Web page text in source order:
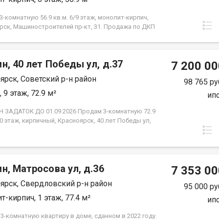
комнатную 56.9 кв.м. 6/9 этаж, монолит-кирпич,
Машиностроителей пр-кт, 31. Продажа по ДКП
40 лет Победы ул, д.37
Советский р-н район
9 этаж, 72.9 м²
ЗАДАТОК ДО 01.09.2026 Продам 3-комнатную 72.9
этаж, кирпичный, Красноярск, 40 лет Победы ул,
прихожей просторный квадратный холл, сан узел
2.65 м2. Новым владельцам остаётся вся мебель,
имеется в квартире. Это идеальный вариант для
или для тех, кто планирует её создание
безопасное пространство. · Детская поликлиника
пешком. · 2 детских сада — 6 минут пешком. ·
минут неспешной прогулки. Всё необходимое
7 200
98 765
Матросова ул, д.36
Свердловский р-н район
кирпич, 1 этаж, 77.4 м²
комнатную квартиру в доме, сданном в 2022 году.
7 353
95 000